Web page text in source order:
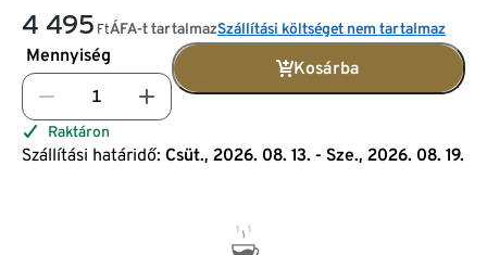
4 495 FtÁFA-t tartalmazSzállítási költséget nem tartalmaz
Mennyiség
Kosárba
Raktáron
Szállítási határidő: Csüt., 2026. 08. 13. - Sze., 2026. 08. 19.